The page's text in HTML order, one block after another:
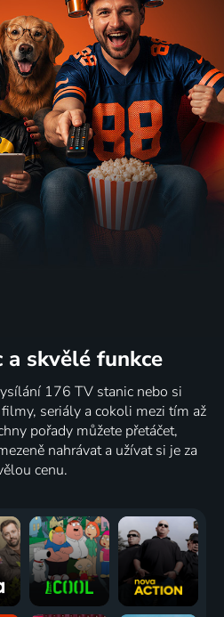
a skvělé funkce
176 TV stanic nebo si
seriály a cokoli mezi tím až
pořady můžete přetáčet,
nahrávat a užívat si je za
cenu.